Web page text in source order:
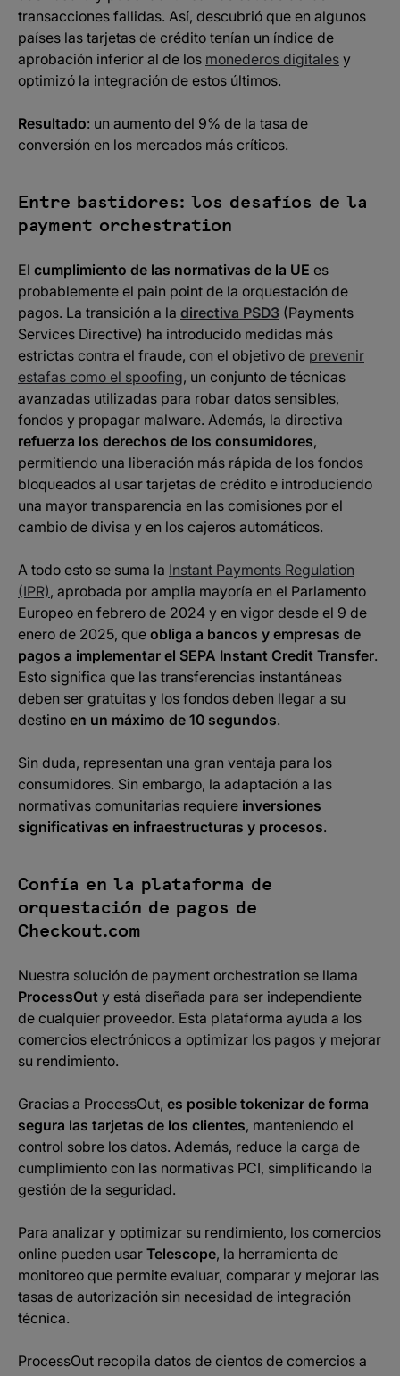
transacciones fallidas. Así, descubrió que en algunos
países las tarjetas de crédito tenían un índice de
aprobación inferior al de los monederos digitales y
optimizó la integración de estos últimos.
Resultado: un aumento del 9% de la tasa de
conversión en los mercados más críticos.
Entre bastidores: los desafíos de la
payment orchestration
El cumplimiento de las normativas de la UE es
probablemente el pain point de la orquestación de
pagos. La transición a la directiva PSD3 (Payments
Services Directive) ha introducido medidas más
estrictas contra el fraude, con el objetivo de prevenir
estafas como el spoofing, un conjunto de técnicas
avanzadas utilizadas para robar datos sensibles,
fondos y propagar malware. Además, la directiva
refuerza los derechos de los consumidores,
permitiendo una liberación más rápida de los fondos
bloqueados al usar tarjetas de crédito e introduciendo
una mayor transparencia en las comisiones por el
cambio de divisa y en los cajeros automáticos.
A todo esto se suma la Instant Payments Regulation
(IPR), aprobada por amplia mayoría en el Parlamento
Europeo en febrero de 2024 y en vigor desde el 9 de
enero de 2025, que obliga a bancos y empresas de
pagos a implementar el SEPA Instant Credit Transfer.
Esto significa que las transferencias instantáneas
deben ser gratuitas y los fondos deben llegar a su
destino en un máximo de 10 segundos.
Sin duda, representan una gran ventaja para los
consumidores. Sin embargo, la adaptación a las
normativas comunitarias requiere inversiones
significativas en infraestructuras y procesos.
Confía en la plataforma de
orquestación de pagos de
Checkout.com
Nuestra solución de payment orchestration se llama
ProcessOut y está diseñada para ser independiente
de cualquier proveedor. Esta plataforma ayuda a los
comercios electrónicos a optimizar los pagos y mejorar
su rendimiento.
Gracias a ProcessOut, es posible tokenizar de forma
segura las tarjetas de los clientes, manteniendo el
control sobre los datos. Además, reduce la carga de
cumplimiento con las normativas PCI, simplificando la
gestión de la seguridad.
Para analizar y optimizar su rendimiento, los comercios
online pueden usar Telescope, la herramienta de
monitoreo que permite evaluar, comparar y mejorar las
tasas de autorización sin necesidad de integración
técnica.
ProcessOut recopila datos de cientos de comercios a